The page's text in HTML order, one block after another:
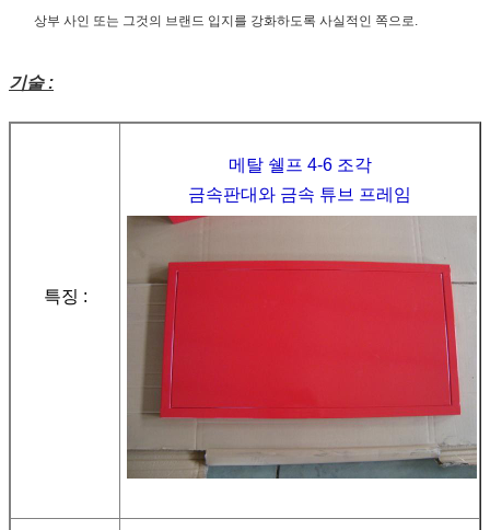
상부 사인 또는 그것의 브랜드 입지를 강화하도록 사실적인 쪽으로.
기술 :
특징 :
메탈 쉘프 4-6 조각
금속판대와 금속 튜브 프레임